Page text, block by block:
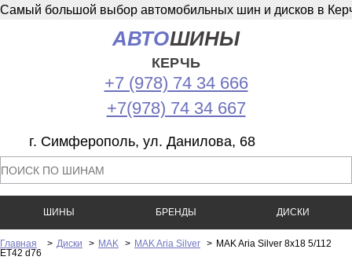
Самый большой выбор автомобильных шин и дисков в
АВТОШИНЫ
КЕРЧЬ
+7 (978) 74 34 666
+7(978) 74 34 667
г. Симферополь, ул. Данилова, 68
ШИНЫ БРЕНДЫ ДИСКИ
Главная > Диски > MAK > MAK Aria Silver > MAK Aria Silver 8x18 5/112
ET42 d76